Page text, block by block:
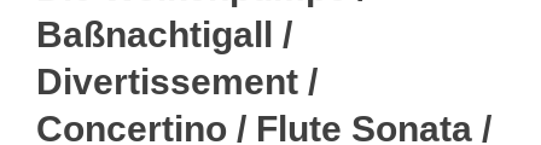
Baßnachtigall /
Divertissement /
Concertino / Flute Sonata /